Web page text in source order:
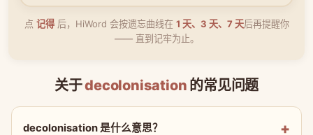
点 记得后，HiWord 会按遗忘曲线在 1 天、3 天、7 天后再提醒你
—— 直到记牢为止。
关于decolonisation 的常见问题
decolonisation 是什么意思？